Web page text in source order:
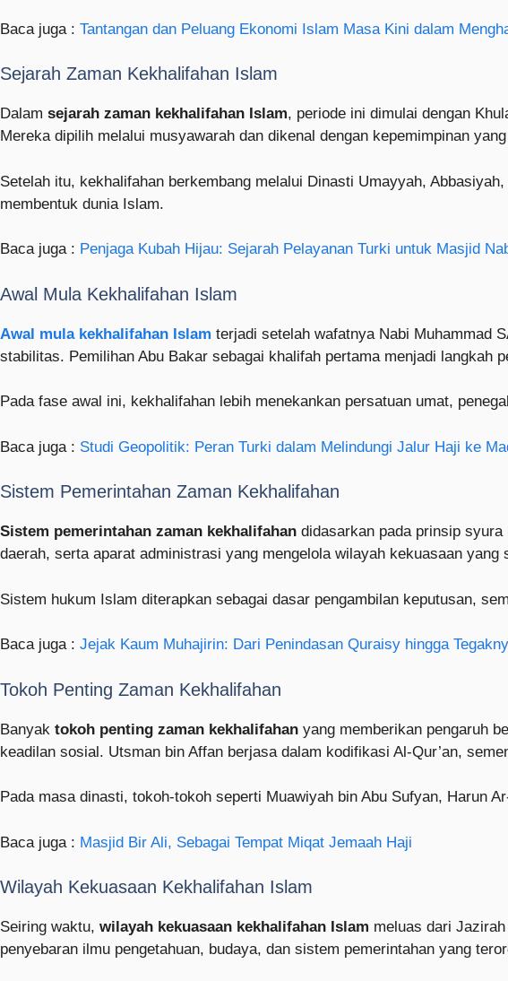
Baca juga : Tantangan dan Peluang Ekonomi Islam Masa Kini dalam
Sejarah Zaman Kekhalifahan Islam
Dalam sejarah zaman kekhalifahan Islam, periode ini dimulai dengan
Mereka dipilih melalui musyawarah dan dikenal dengan kepemimpinan
Setelah itu, kekhalifahan berkembang melalui Dinasti Umayyah,
membentuk dunia Islam.
Baca juga : Penjaga Kubah Hijau: Sejarah Pelayanan Turki untuk Masjid
Awal Mula Kekhalifahan Islam
Awal mula kekhalifahan Islam terjadi setelah wafatnya Nabi Muhammad
stabilitas. Pemilihan Abu Bakar sebagai khalifah pertama menjadi langkah
Pada fase awal ini, kekhalifahan lebih menekankan persatuan umat,
Baca juga : Studi Geopolitik: Peran Turki dalam Melindungi Jalur Haji ke
Sistem Pemerintahan Zaman Kekhalifahan
Sistem pemerintahan zaman kekhalifahan didasarkan pada prinsip
daerah, serta aparat administrasi yang mengelola wilayah kekuasaan yang
Sistem hukum Islam diterapkan sebagai dasar pengambilan keputusan,
Baca juga : Jejak Kaum Muhajirin: Dari Penindasan Quraisy hingga
Tokoh Penting Zaman Kekhalifahan
Banyak tokoh penting zaman kekhalifahan yang memberikan pengaruh
keadilan sosial. Utsman bin Affan berjasa dalam kodifikasi Al-Qur’an,
Pada masa dinasti, tokoh-tokoh seperti Muawiyah bin Abu Sufyan, Harun
Baca juga : Masjid Bir Ali, Sebagai Tempat Miqat Jemaah Haji
Wilayah Kekuasaan Kekhalifahan Islam
Seiring waktu, wilayah kekuasaan kekhalifahan Islam meluas dari
penyebaran ilmu pengetahuan, budaya, dan sistem pemerintahan yang